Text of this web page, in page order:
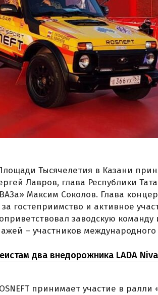
Тысячелетия в Казани
Лавров, глава Республики
Максим Соколов. Глава
гостеприимство и активное
заводскую команду
– участников
два внедорожника LADA
принимает участие в